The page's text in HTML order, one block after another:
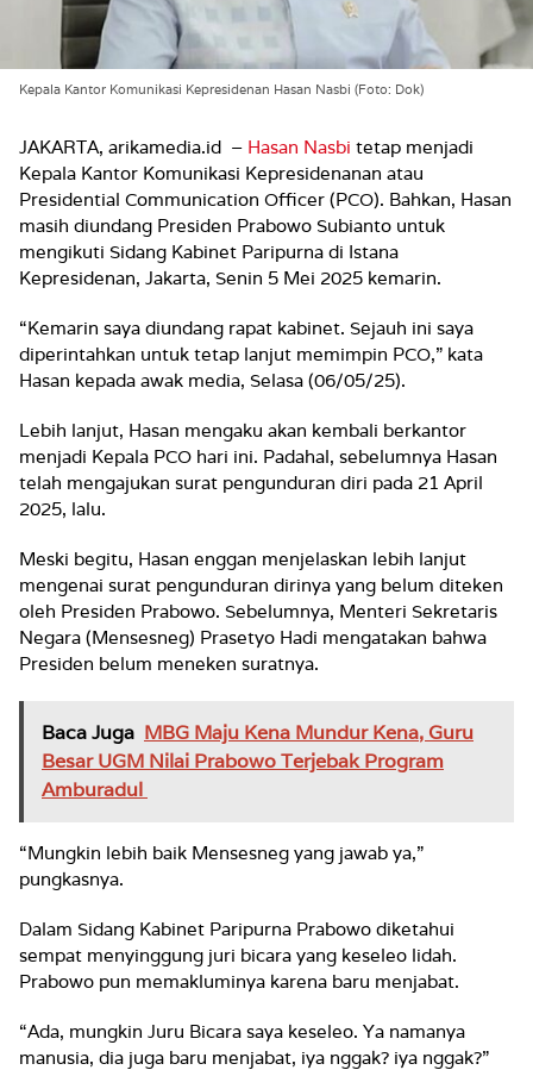
Kepala Kantor Komunikasi Kepresidenan Hasan Nasbi (Foto: Dok)
JAKARTA, arikamedia.id – Hasan Nasbi tetap menjadi
Kepala Kantor Komunikasi Kepresidenanan atau
Presidential Communication Officer (PCO). Bahkan, Hasan
masih diundang Presiden Prabowo Subianto untuk
mengikuti Sidang Kabinet Paripurna di Istana
Kepresidenan, Jakarta, Senin 5 Mei 2025 kemarin.
“Kemarin saya diundang rapat kabinet. Sejauh ini saya
diperintahkan untuk tetap lanjut memimpin PCO,” kata
Hasan kepada awak media, Selasa (06/05/25).
Lebih lanjut, Hasan mengaku akan kembali berkantor
menjadi Kepala PCO hari ini. Padahal, sebelumnya Hasan
telah mengajukan surat pengunduran diri pada 21 April
2025, lalu.
Meski begitu, Hasan enggan menjelaskan lebih lanjut
mengenai surat pengunduran dirinya yang belum diteken
oleh Presiden Prabowo. Sebelumnya, Menteri Sekretaris
Negara (Mensesneg) Prasetyo Hadi mengatakan bahwa
Presiden belum meneken suratnya.
Baca Juga MBG Maju Kena Mundur Kena, Guru
Besar UGM Nilai Prabowo Terjebak Program
Amburadul
“Mungkin lebih baik Mensesneg yang jawab ya,”
pungkasnya.
Dalam Sidang Kabinet Paripurna Prabowo diketahui
sempat menyinggung juri bicara yang keseleo lidah.
Prabowo pun memakluminya karena baru menjabat.
“Ada, mungkin Juru Bicara saya keseleo. Ya namanya
manusia, dia juga baru menjabat, iya nggak? iya nggak?”